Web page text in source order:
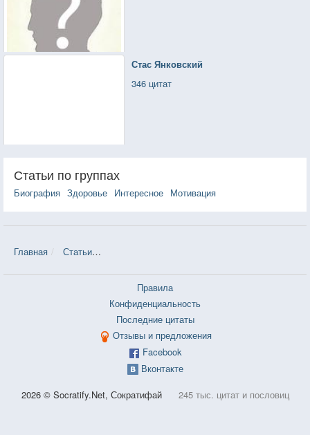
Стас Янковский
346 цитат
Статьи по группах
Биография Здоровье Интересное Мотивация
Главная Статьи
Правила
Конфиденциальность
Последние цитаты
Отзывы и предложения
Facebook
Вконтакте
2026 © Socratify.Net, Сократифай 245 тыс. цитат и пословиц